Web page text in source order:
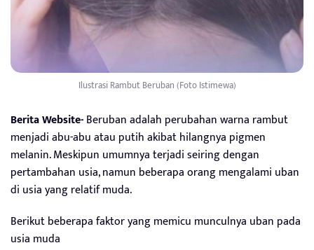
Ilustrasi Rambut Beruban (Foto Istimewa)
Berita Website-Beruban adalah perubahan warna rambut
menjadi abu-abu atau putih akibat hilangnya pigmen
melanin. Meskipun umumnya terjadi seiring dengan
pertambahan usia, namun beberapa orang mengalami uban
di usia yang relatif muda.
Berikut beberapa faktor yang memicu munculnya uban pada
usia muda